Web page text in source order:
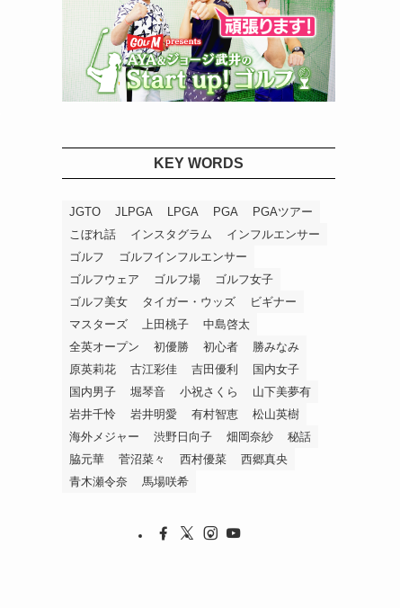
KEY WORDS
JGTO JLPGA LPGA PGA
PGAツアー
こぼれ話
インスタグラム
インフルエンサー
ゴルフ
ゴルフインフルエンサー
ゴルフウェア
ゴルフ場
ゴルフ女子
ゴルフ美女
タイガー・ウッズ
ビギナー
マスターズ
上田桃子
中島啓太
全英オープン
初優勝 初心者
勝みなみ
原英莉花
古江彩佳 吉田優利
国内女子
国内男子
堀琴音 小祝さくら
山下美夢有
岩井千怜
岩井明愛 有村智恵
松山英樹
海外メジャー
渋野日向子 畑岡奈紗
秘話
脇元華
菅沼菜々 西村優菜
西郷真央
青木瀬令奈
馬場咲希